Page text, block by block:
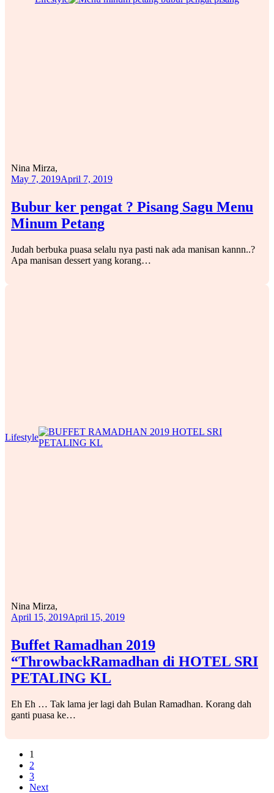
Bubur ker pengat ? Pisang Sagu Menu
Minum Petang
Nina Mirza,
May 7, 2019April 7, 2019
Judah berbuka puasa selalu nya pasti nak ada manisan kannn..?
Apa manisan dessert yang korang…
Lifestyle
Buffet Ramadhan 2019
“ThrowbackRamadhan di HOTEL SRI
PETALING KL
Nina Mirza,
April 15, 2019April 15, 2019
Eh Eh … Tak lama jer lagi dah Bulan Ramadhan. Korang dah
ganti puasa ke…
1
2
3
Next